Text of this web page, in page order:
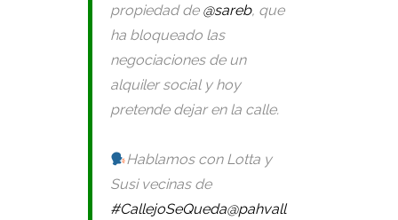
propiedad de @sareb, que
ha bloqueado las
negociaciones de un
alquiler social y hoy
pretende dejar en la calle.
Hablamos con Lotta y
Susi vecinas de
#CallejoSeQueda@pahvall